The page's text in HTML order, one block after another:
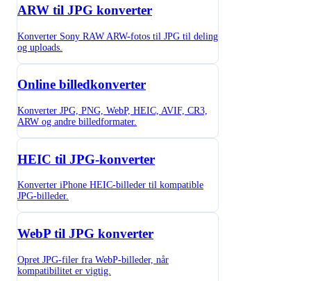
ARW til JPG konverter
Konverter Sony RAW ARW-fotos til JPG til deling
og uploads.
Online billedkonverter
Konverter JPG, PNG, WebP, HEIC, AVIF, CR3,
ARW og andre billedformater.
HEIC til JPG-konverter
Konverter iPhone HEIC-billeder til kompatible
JPG-billeder.
WebP til JPG konverter
Opret JPG-filer fra WebP-billeder, når
kompatibilitet er vigtig.